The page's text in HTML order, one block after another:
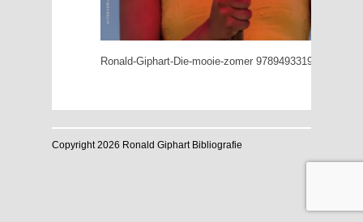
Ronald-Giphart-Die-mooie-zomer 9789493319165
Copyright 2026 Ronald Giphart Bibliografie